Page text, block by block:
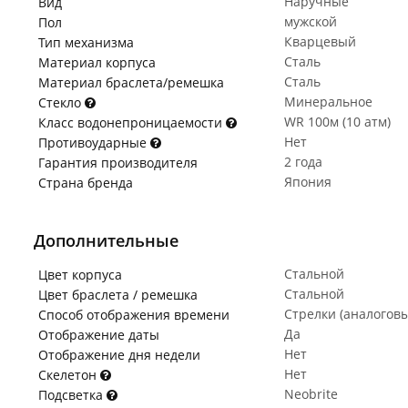
Пол
мужской
Тип механизма
Кварцевый
Материал корпуса
Сталь
Материал браслета/ремешка
Сталь
Стекло
Минеральное
Класс водонепроницаемости
WR 100м (10 атм)
Противоударные
Нет
Гарантия производителя
2 года
Страна бренда
Япония
Дополнительные
Цвет корпуса
Стальной
Цвет браслета / ремешка
Стальной
Способ отображения времени
Стрелки
Отображение даты
Да
Отображение дня недели
Нет
Скелетон
Нет
Подсветка
Neobrite